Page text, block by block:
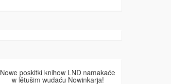
Nowe poskitki knihow LND namakaće
w lětušim wudaću Nowinkarja!